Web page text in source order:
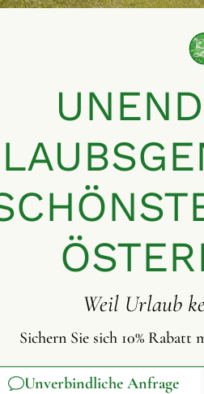
Weil Urlaub
Sichern Sie sich 10% Rabatt
Unverbindliche Anfrage